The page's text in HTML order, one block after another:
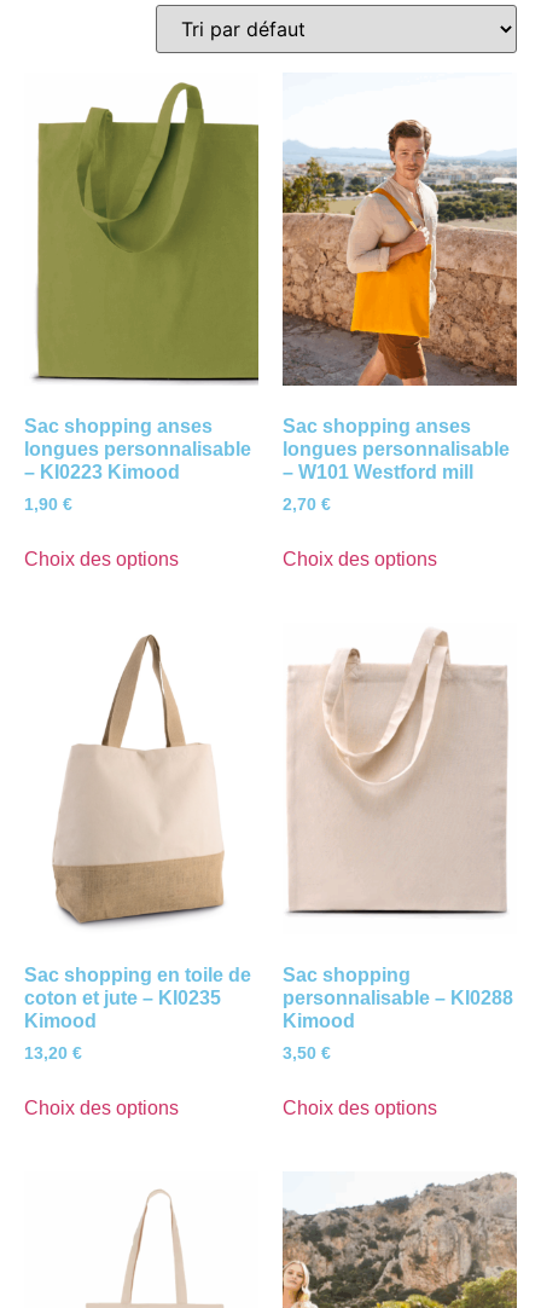
Sac shopping anses
longues personnalisable
– KI0223 Kimood
1,90 €
Choix des options
Sac shopping anses
longues personnalisable
– W101 Westford mill
2,70 €
Choix des options
Sac shopping en toile de
coton et jute – KI0235
Kimood
13,20 €
Choix des options
Sac shopping
personnalisable – KI0288
Kimood
3,50 €
Choix des options